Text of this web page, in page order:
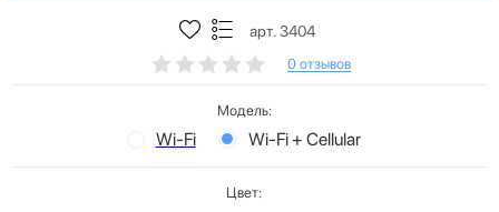
арт. 3404
0 отзывов
Модель:
Wi-Fi Wi-Fi + Cellular
Цвет: